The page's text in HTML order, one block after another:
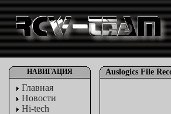
НАВИГАЦИЯ
Главная
Новости
Hi-tech
Auslogics File